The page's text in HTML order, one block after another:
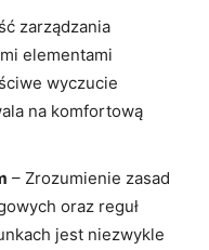
zarządzania
elementami
wyczucie
na komfortową
– Zrozumienie zasad
oraz reguł
jest niezwykle⁢